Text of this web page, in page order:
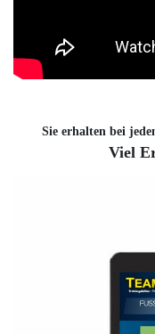
Sie erhalten bei
Viel